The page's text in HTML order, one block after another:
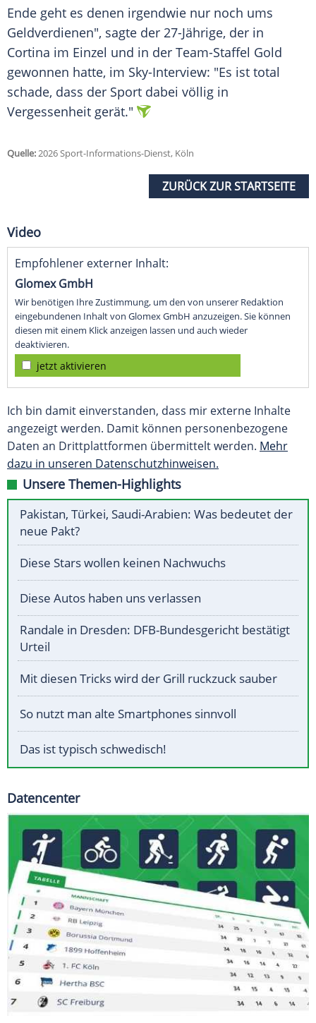
Ende geht es denen irgendwie nur noch ums
Geldverdienen", sagte der 27-Jährige, der in
Cortina im Einzel und in der Team-Staffel Gold
gewonnen hatte, im Sky-Interview: "Es ist total
schade, dass der Sport dabei völlig in
Vergessenheit gerät."
Quelle:2026 Sport-Informations-Dienst, Köln
ZURÜCK ZUR STARTSEITE
Video
Empfohlener externer Inhalt:
Glomex GmbH
Wir benötigen Ihre Zustimmung, um den von unserer Redaktion
eingebundenen Inhalt von Glomex GmbH anzuzeigen. Sie können
diesen mit einem Klick anzeigen lassen und auch wieder
deaktivieren.
jetzt aktivieren
Ich bin damit einverstanden, dass mir externe Inhalte
angezeigt werden. Damit können personenbezogene
Daten an Drittplattformen übermittelt werden. Mehr
dazu in unseren Datenschutzhinweisen.
Unsere Themen-Highlights
Pakistan, Türkei, Saudi-Arabien: Was bedeutet der
neue Pakt?
Diese Stars wollen keinen Nachwuchs
Diese Autos haben uns verlassen
Randale in Dresden: DFB-Bundesgericht bestätigt
Urteil
Mit diesen Tricks wird der Grill ruckzuck sauber
So nutzt man alte Smartphones sinnvoll
Das ist typisch schwedisch!
Datencenter